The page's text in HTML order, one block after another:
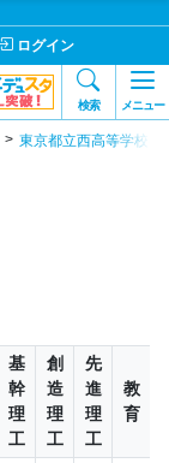
ログイン
検索 メニュー
東京都立西高等学校の
基
幹
理
工
創
造
理
工
先
進
理
工
教
育